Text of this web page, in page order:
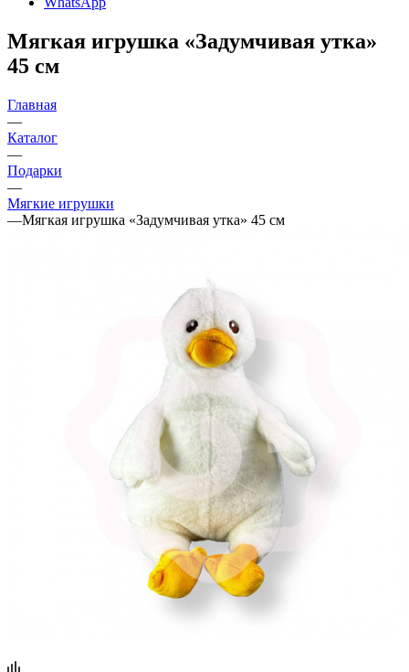
Мягкая игрушка «Задумчивая утка»
45 см
Главная
—
Каталог
—
Подарки
—
Мягкие игрушки
—Мягкая игрушка «Задумчивая утка» 45 см